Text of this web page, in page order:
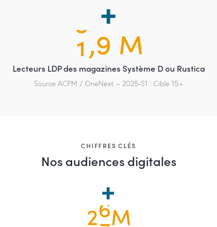
0
1,9 M
Lecteurs LDP des magazines Système D ou Rustica
Source ACPM / OneNext – 2025-S1 : Cible 15+
CHIFFRES CLÉS
Nos audiences digitales
27M